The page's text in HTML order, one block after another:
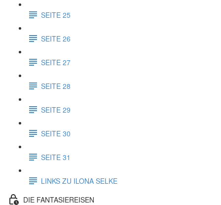
SEITE 25
SEITE 26
SEITE 27
SEITE 28
SEITE 29
SEITE 30
SEITE 31
LINKS ZU ILONA SELKE
DIE FANTASIEREISEN